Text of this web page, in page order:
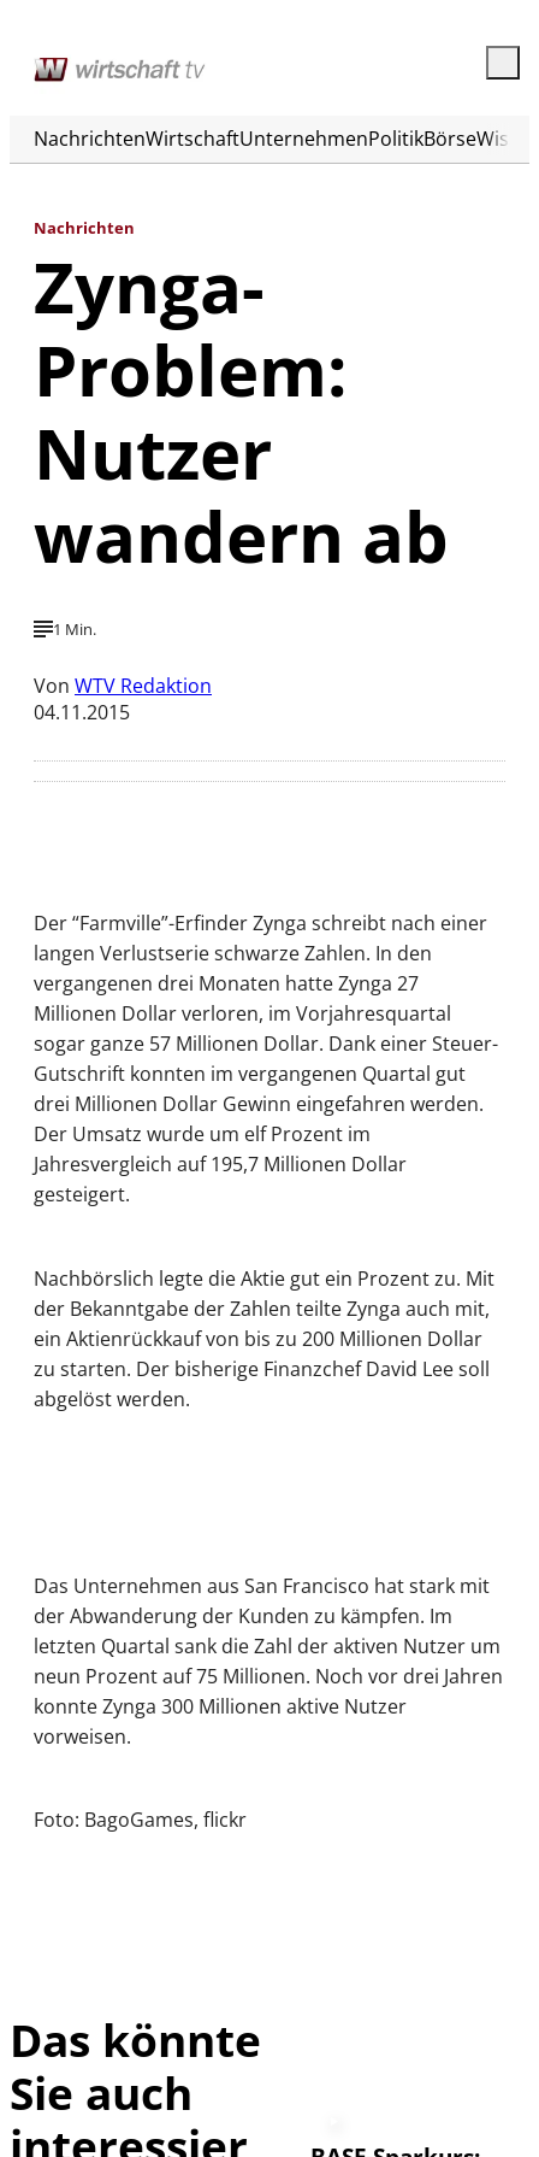
NachrichtenWirtschaftUnternehmenPolitikBörse
Nachrichten
Zynga-
Problem:
Nutzer
wandern ab
1 Min.
Von WTV Redaktion
04.11.2015
Der “Farmville”-Erfinder Zynga schreibt nach einer
langen Verlustserie schwarze Zahlen. In den
vergangenen drei Monaten hatte Zynga 27
Millionen Dollar verloren, im Vorjahresquartal
sogar ganze 57 Millionen Dollar. Dank einer Steuer-
Gutschrift konnten im vergangenen Quartal gut
drei Millionen Dollar Gewinn eingefahren werden.
Der Umsatz wurde um elf Prozent im
Jahresvergleich auf 195,7 Millionen Dollar
gesteigert.
Nachbörslich legte die Aktie gut ein Prozent zu. Mit
der Bekanntgabe der Zahlen teilte Zynga auch mit,
ein Aktienrückkauf von bis zu 200 Millionen Dollar
zu starten. Der bisherige Finanzchef David Lee soll
abgelöst werden.
Das Unternehmen aus San Francisco hat stark mit
der Abwanderung der Kunden zu kämpfen. Im
letzten Quartal sank die Zahl der aktiven Nutzer um
neun Prozent auf 75 Millionen. Noch vor drei Jahren
konnte Zynga 300 Millionen aktive Nutzer
vorweisen.
Foto: BagoGames, flickr
Das könnte
Sie auch